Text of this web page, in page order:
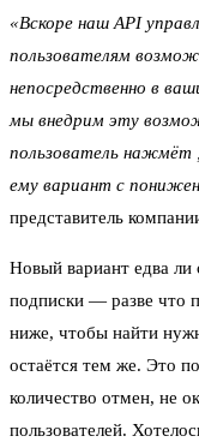
«Вскоре наш API
пользователям
непосредственно в
мы внедрим эту
пользователь
ему вариант с
представитель
Новый вариант едва
подписки — разве что
ниже, чтобы найти
остаётся тем же. Это
количество отмен, не
пользователей.